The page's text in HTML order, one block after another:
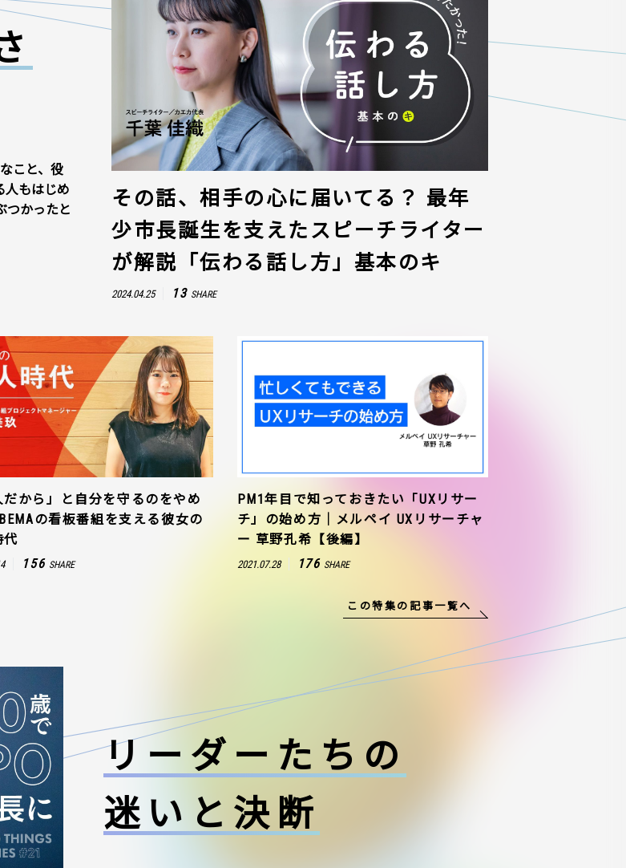
こと、役
人もはじめ
つかったと
その話、相手の心に届いてる？ 最年
少市長誕生を支えたスピーチライター
が解説「伝わる話し方」基本のキ
2024.04.25 13 SHARE
だから」と自分を守るのをやめ
の看板番組を支える彼女の
代
156 SHARE
PM1年目で知っておきたい「UXリサー
チ」の始め方｜メルペイ UXリサーチャ
ー 草野孔希【後編】
2021.07.28 176 SHARE
この特集の記事一覧へ
リーダーたちの
迷いと決断